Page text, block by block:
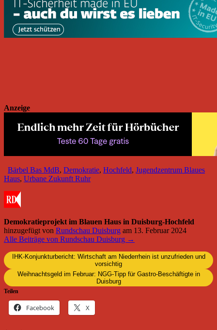
Anzeige
Bärbel Bas MdB, Demokratie, Hochfeld, Jugendzentrum Blaues
Haus, Urbane Zukunft Ruhr
Demokratieprojekt im Blauen Haus in Duisburg-Hochfeld
hinzugefügt von Rundschau Duisburg am 13. Februar 2024
Alle Beiträge von Rundschau Duisburg →
IHK-Konjunkturbericht: Wirtschaft am Niederrhein ist unzufrieden und
vorsichtig
Weihnachtsgeld im Februar: NGG-Tipp für Gastro-Beschäftigte in
Duisburg
Teilen
Facebook X